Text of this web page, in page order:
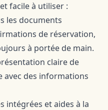
facile à utiliser :
les documents
de réservation,
à portée de main.
claire de
avec des informations
intégrées et aides à la